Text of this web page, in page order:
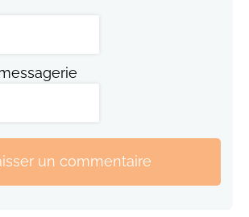
un commentaire